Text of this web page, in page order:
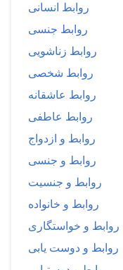
روابط انسانی
روابط جنسی
روابط زناشویی
روابط شخصی
روابط عاشقانه
روابط عاطفی
روابط و ازدواج
روابط و جنسی
روابط و جنسیت
روابط و خانواده
روابط و خواستگاری
روابط و دوست یابی